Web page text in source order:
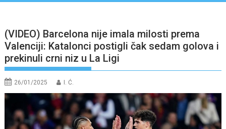
(VIDEO) Barcelona nije imala milosti prema
Valenciji: Katalonci postigli čak sedam golova i
prekinuli crni niz u La Ligi
26/01/2025 I. Ć.